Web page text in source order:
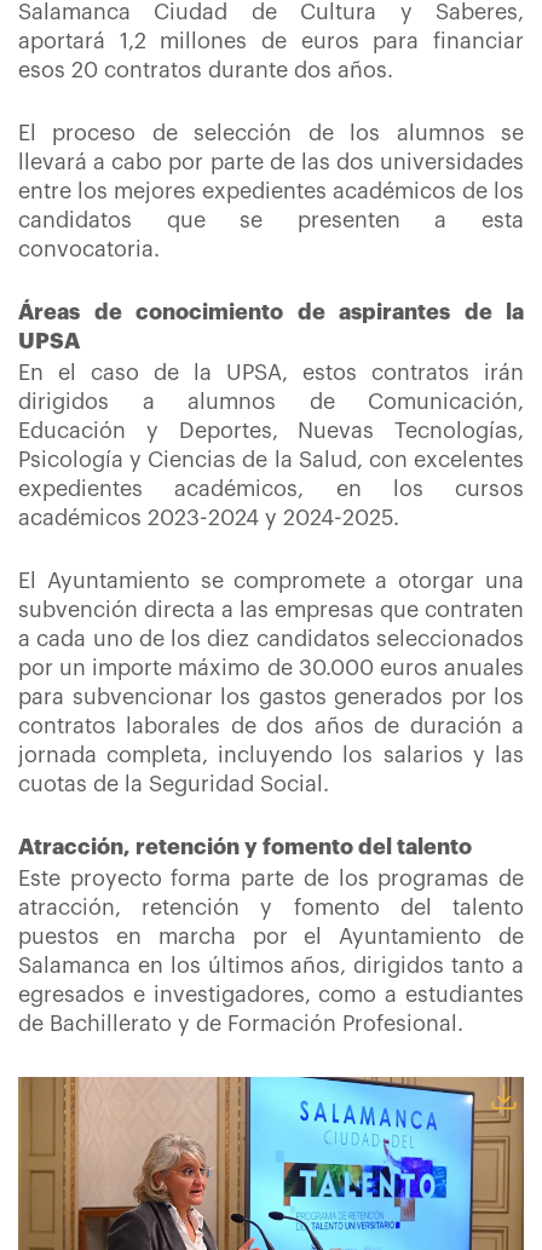
Salamanca Ciudad de Cultura y Saberes,
aportará 1,2 millones de euros para financiar
esos 20 contratos durante dos años.
El proceso de selección de los alumnos se
llevará a cabo por parte de las dos universidades
entre los mejores expedientes académicos de los
candidatos que se presenten a esta
convocatoria.
Áreas de conocimiento de aspirantes de la
UPSA
En el caso de la UPSA, estos contratos irán
dirigidos a alumnos de Comunicación,
Educación y Deportes, Nuevas Tecnologías,
Psicología y Ciencias de la Salud, con excelentes
expedientes académicos, en los cursos
académicos 2023-2024 y 2024-2025.
El Ayuntamiento se compromete a otorgar una
subvención directa a las empresas que contraten
a cada uno de los diez candidatos seleccionados
por un importe máximo de 30.000 euros anuales
para subvencionar los gastos generados por los
contratos laborales de dos años de duración a
jornada completa, incluyendo los salarios y las
cuotas de la Seguridad Social.
Atracción, retención y fomento del talento
Este proyecto forma parte de los programas de
atracción, retención y fomento del talento
puestos en marcha por el Ayuntamiento de
Salamanca en los últimos años, dirigidos tanto a
egresados e investigadores, como a estudiantes
de Bachillerato y de Formación Profesional.